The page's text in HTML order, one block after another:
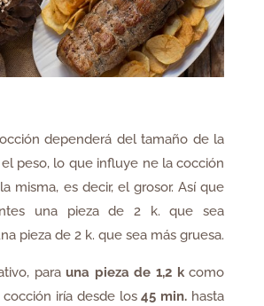
dependerá del tamaño de la
el peso, lo que influye ne la cocción
misma, es decir, el grosor. Así que
una pieza de 2 k. que sea
pieza de 2 k. que sea más gruesa.
parauna pieza de 1,2 kcomo
cocción iría desde los45 min. hasta